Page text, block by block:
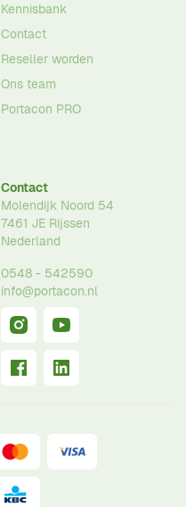
Kennisbank
Contact
Reseller worden
Ons team
Portacon PRO
Contact
Molendijk Noord 54
7461 JE Rijssen
Nederland
0548 - 542590
info@portacon.nl